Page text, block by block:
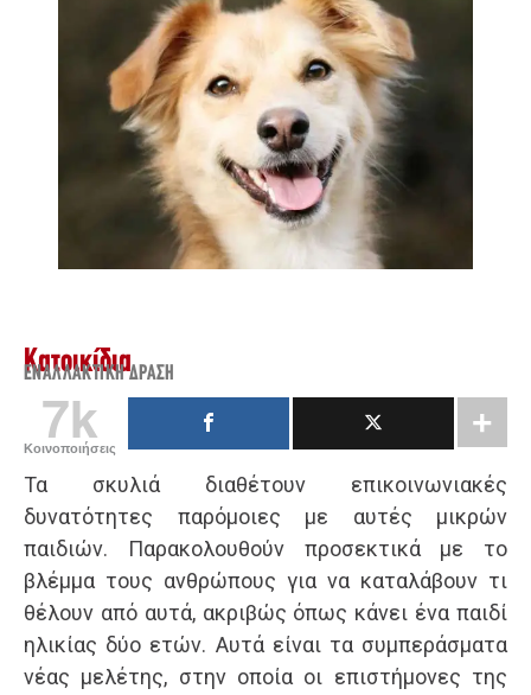
Κατοικίδια
ΕΝΑΛΛΑΚΤΙΚΉ ΔΡΆΣΗ
7k
Κοινοποιήσεις
Τα σκυλιά διαθέτουν επικοινωνιακές
δυνατότητες παρόμοιες με αυτές μικρών
παιδιών. Παρακολουθούν προσεκτικά με το
βλέμμα τους ανθρώπους για να καταλάβουν τι
θέλουν από αυτά, ακριβώς όπως κάνει ένα παιδί
ηλικίας δύο ετών. Αυτά είναι τα συμπεράσματα
νέας μελέτης, στην οποία οι επιστήμονες της